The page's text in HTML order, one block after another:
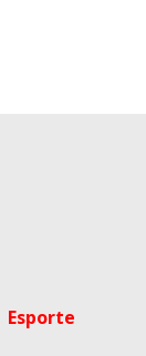
Esporte